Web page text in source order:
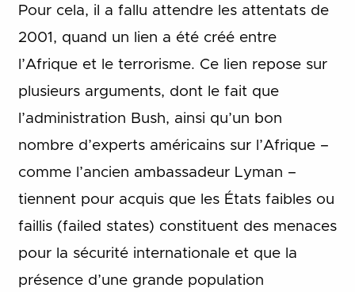
Pour cela, il a fallu attendre les attentats de
2001, quand un lien a été créé entre
l’Afrique et le terrorisme. Ce lien repose sur
plusieurs arguments, dont le fait que
l’administration Bush, ainsi qu’un bon
nombre d’experts américains sur l’Afrique –
comme l’ancien ambassadeur Lyman –
tiennent pour acquis que les États faibles ou
faillis (failed states) constituent des menaces
pour la sécurité internationale et que la
présence d’une grande population